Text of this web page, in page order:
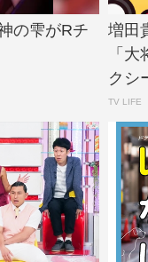
の雫がRチ
増田
「
クシ
TV LIFE